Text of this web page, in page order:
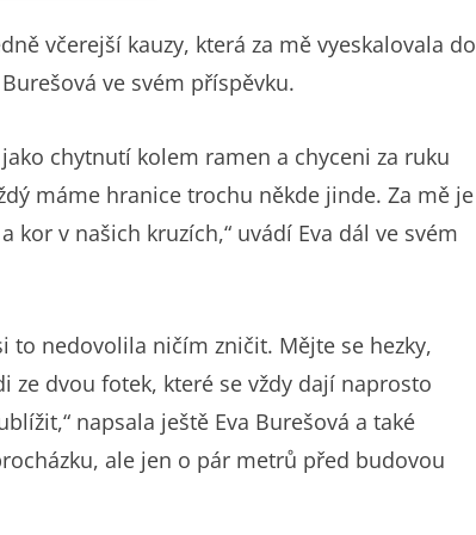
včerejší kauzy, která za mě vyeskalovala do
ve svém příspěvku.
chytnutí kolem ramen a chyceni za ruku
máme hranice trochu někde jinde. Za mě je
v našich kruzích,“ uvádí Eva dál ve svém
to nedovolila ničím zničit. Mějte se hezky,
ze dvou fotek, které se vždy dají naprosto
napsala ještě Eva Burešová a také
ale jen o pár metrů před budovou